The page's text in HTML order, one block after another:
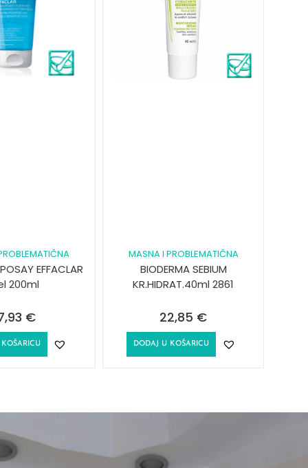
EFFACLAR
200ml
€
MASNA I PROBLEMATIČNA
BIODERMA SEBIUM
KR.HIDRAT.40ml 2861
22,85 €
DODAJ U KOŠARICU